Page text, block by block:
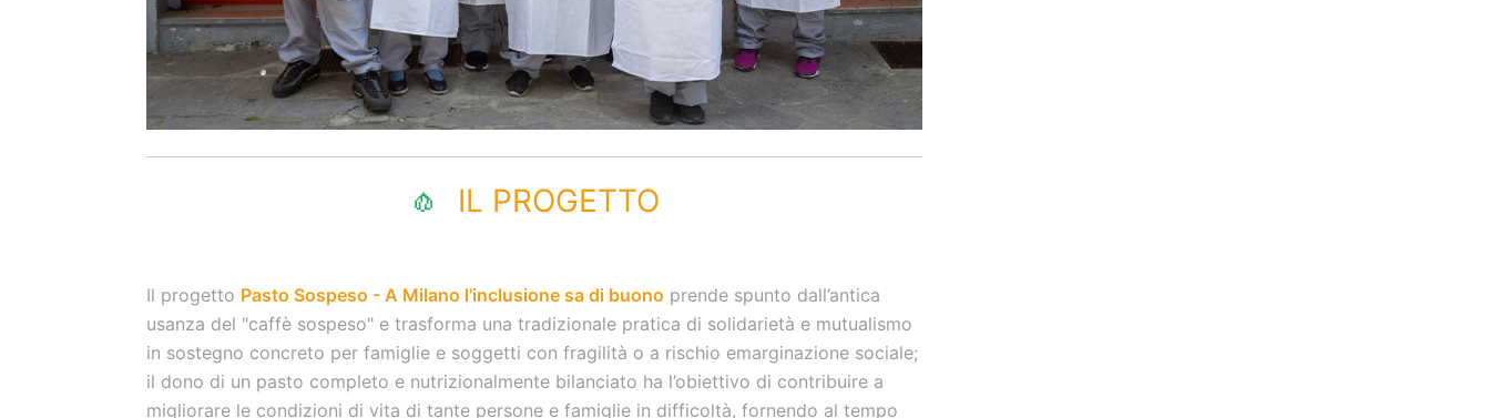
🧄 IL PROGETTO
Il progetto Pasto Sospeso - A Milano l’inclusione sa di buono prende spunto dall’antica
usanza del "caffè sospeso" e trasforma una tradizionale pratica di solidarietà e mutualismo
in sostegno concreto per famiglie e soggetti con fragilità o a rischio emarginazione sociale;
il dono di un pasto completo e nutrizionalmente bilanciato ha l’obiettivo di contribuire a
migliorare le condizioni di vita di tante persone e famiglie in difficoltà, fornendo al tempo